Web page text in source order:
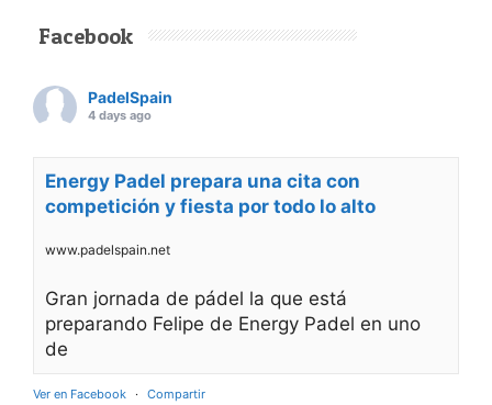
Facebook
PadelSpain
4 days ago
Energy Padel prepara una cita con
competición y fiesta por todo lo alto
www.padelspain.net
Gran jornada de pádel la que está
preparando Felipe de Energy Padel en uno
de
Ver en Facebook · Compartir